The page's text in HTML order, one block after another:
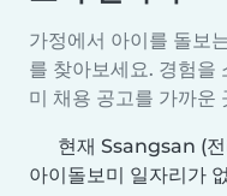
가정에서 아이를 돌보
를 찾아보세요. 경험을
미 채용 공고를 가까운
현재 Ssangsan (
아이돌보미 일자리가